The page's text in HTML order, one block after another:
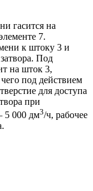
гасится на
7.
к штоку 3 и
Под
на шток 3,
под действием
для доступа
при
5 000 дм3/ч, рабочее